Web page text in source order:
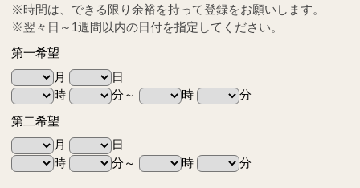
※時間は、できる限り余裕を持って登録をお願いします。
※翌々日～1週間以内の日付を指定してください。
第一希望
月
日
時
分～ 時
分
第二希望
月
日
時
分～ 時 分